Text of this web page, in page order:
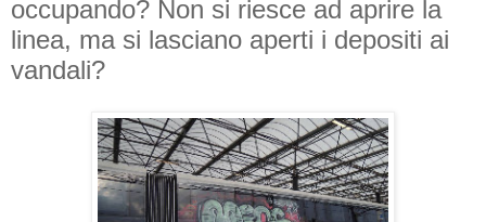
occupando? Non si riesce ad aprire la
linea, ma si lasciano aperti i depositi ai
vandali?